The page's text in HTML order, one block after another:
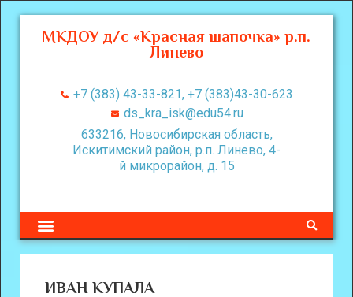
МКДОУ д/с «Красная шапочка» р.п.
Линево
+7 (383) 43-33-821, +7 (383)43-30-623
ds_kra_isk@edu54.ru
633216, Новосибирская область,
Искитимский район, р.п. Линево, 4-
й микрорайон, д. 15
ИВАН КУПАЛА